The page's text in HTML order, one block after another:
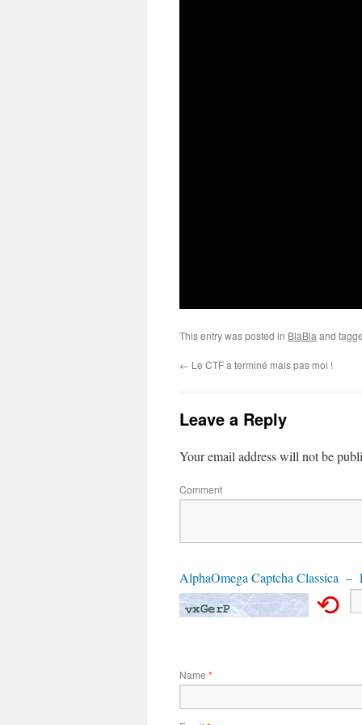
This entry was posted in BlaBla and
← Le CTF a terminé mais pas moi !
Leave a Reply
Your email address will not be
Comment
AlphaOmega Captcha Classica –
⟲
Name *